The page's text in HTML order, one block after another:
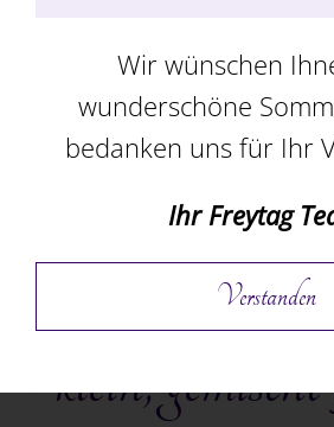
klein,
Wir wünschen
wunderschöne
bedanken uns für Ihr
Ihr Freytag
Verstanden